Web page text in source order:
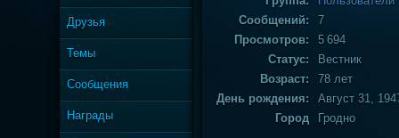
Друзья
Темы
Сообщения
Награды
Сообщений:
7
Просмотров:
5 694
Статус:
Вестник
Возраст:
78 лет
День рождения:
Август 31,
Город
Гродно